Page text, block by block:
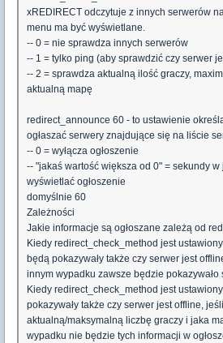
xREDIRECT odczytuje z innych serwerów
menu ma być wyświetlane.
-- 0 = nie sprawdza innych serwerów
-- 1 = tylko ping (aby sprawdzić czy serwer
-- 2 = sprawdza aktualną ilość graczy,
aktualną mapę
redirect_announce 60 - to ustawienie
ogłaszać serwery znajdujące się na liście
-- 0 = wyłącza ogłoszenie
-- "jakaś wartość większa od 0" = sekundy
wyświetlać ogłoszenie
domyślnie 60
Zależności
Jakie informacje są ogłoszane zależą od
Kiedy redirect_check_method jest
będą pokazywały także czy serwer jest
innym wypadku zawsze będzie pokazywało
Kiedy redirect_check_method jest
pokazywały także czy serwer jest offline,
aktualną/maksymalną liczbę graczy i jaka
wypadku nie będzie tych informacji w